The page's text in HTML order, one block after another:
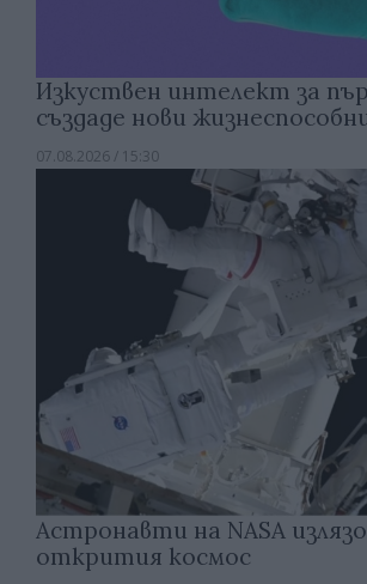
Изкуствен интелект за
създаде нови
07.08.2026 / 15:30
Астронавти на NASA
открития космос